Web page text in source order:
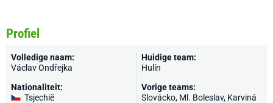
Profiel
Volledige naam:
Václav Ondřejka
Nationaliteit:
Tsjechië
Huidige team:
Hulín
Vorige teams:
Slovácko, Ml. Boleslav, Karviná